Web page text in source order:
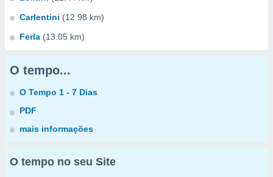
Carlentini (12.98 km)
Ferla (13.05 km)
O tempo...
O Tempo 1 - 7 Dias
PDF
mais informações
O tempo no seu Site